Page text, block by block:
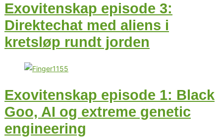
Exovitenskap episode 3:
Direktechat med aliens i
kretsløp rundt jorden
Exovitenskap episode 1: Black
Goo, AI og extreme genetic
engineering